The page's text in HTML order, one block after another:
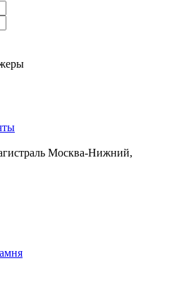
Москва-Нижний,